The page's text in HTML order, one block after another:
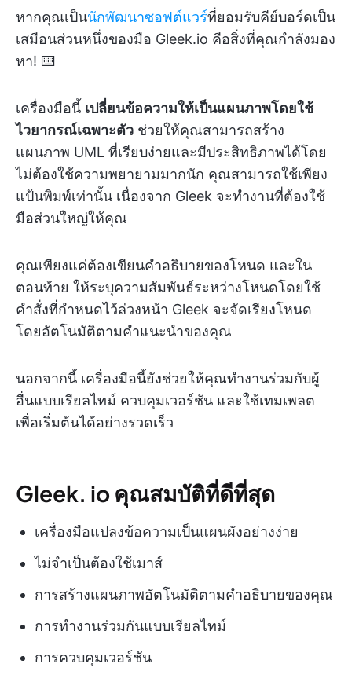
หากคุณเป็นนักพัฒนาซอฟต์แวร์ที่ยอมรับคีย์บอร์ดเป็น
เสมือนส่วนหนึ่งของมือ Gleek.io คือสิ่งที่คุณกำลังมอง
หา! ⌨️
เครื่องมือนี้ เปลี่ยนข้อความให้เป็นแผนภาพโดยใช้
ไวยากรณ์เฉพาะตัว ช่วยให้คุณสามารถสร้าง
แผนภาพ UML ที่เรียบง่ายและมีประสิทธิภาพได้โดย
ไม่ต้องใช้ความพยายามมากนัก คุณสามารถใช้เพียง
แป้นพิมพ์เท่านั้น เนื่องจาก Gleek จะทำงานที่ต้องใช้
มือส่วนใหญ่ให้คุณ
คุณเพียงแค่ต้องเขียนคำอธิบายของโหนด และใน
ตอนท้าย ให้ระบุความสัมพันธ์ระหว่างโหนดโดยใช้
คำสั่งที่กำหนดไว้ล่วงหน้า Gleek จะจัดเรียงโหนด
โดยอัตโนมัติตามคำแนะนำของคุณ
นอกจากนี้ เครื่องมือนี้ยังช่วยให้คุณทำงานร่วมกับผู้
อื่นแบบเรียลไทม์ ควบคุมเวอร์ชัน และใช้เทมเพลต
เพื่อเริ่มต้นได้อย่างรวดเร็ว
Gleek. io คุณสมบัติที่ดีที่สุด
เครื่องมือแปลงข้อความเป็นแผนผังอย่างง่าย
ไม่จำเป็นต้องใช้เมาส์
การสร้างแผนภาพอัตโนมัติตามคำอธิบายของคุณ
การทำงานร่วมกันแบบเรียลไทม์
การควบคุมเวอร์ชัน